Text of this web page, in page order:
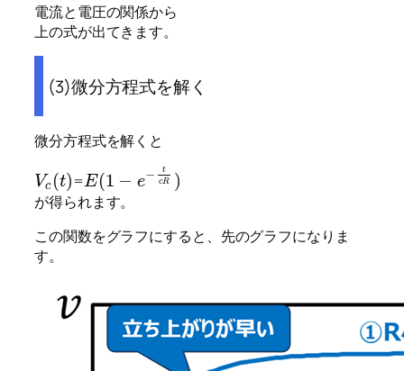
電流と電圧の関係から
上の式が出てきます。
(3)微分方程式を解く
微分方程式を解くと
Vc (t)=E(1 − e−
t
cR )
が得られます。
この関数をグラフにすると、先のグラフになりま
す。